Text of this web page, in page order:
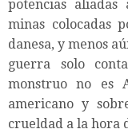
potencias
minas colocadas
danesa, y menos
guerra solo
monstruo no es
americano y
crueldad a la hora